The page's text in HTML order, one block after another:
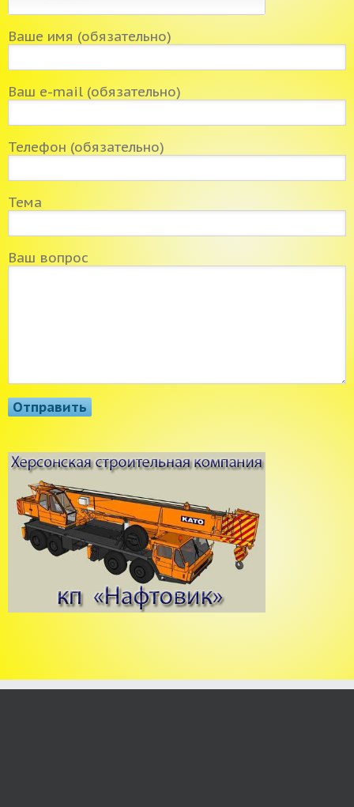
Ваше имя (обязательно)
Ваш e-mail (обязательно)
Телефон (обязательно)
Тема
Ваш вопрос